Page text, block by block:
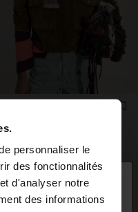
personnaliser le
des fonctionnalités
d'analyser notre
des informations
×